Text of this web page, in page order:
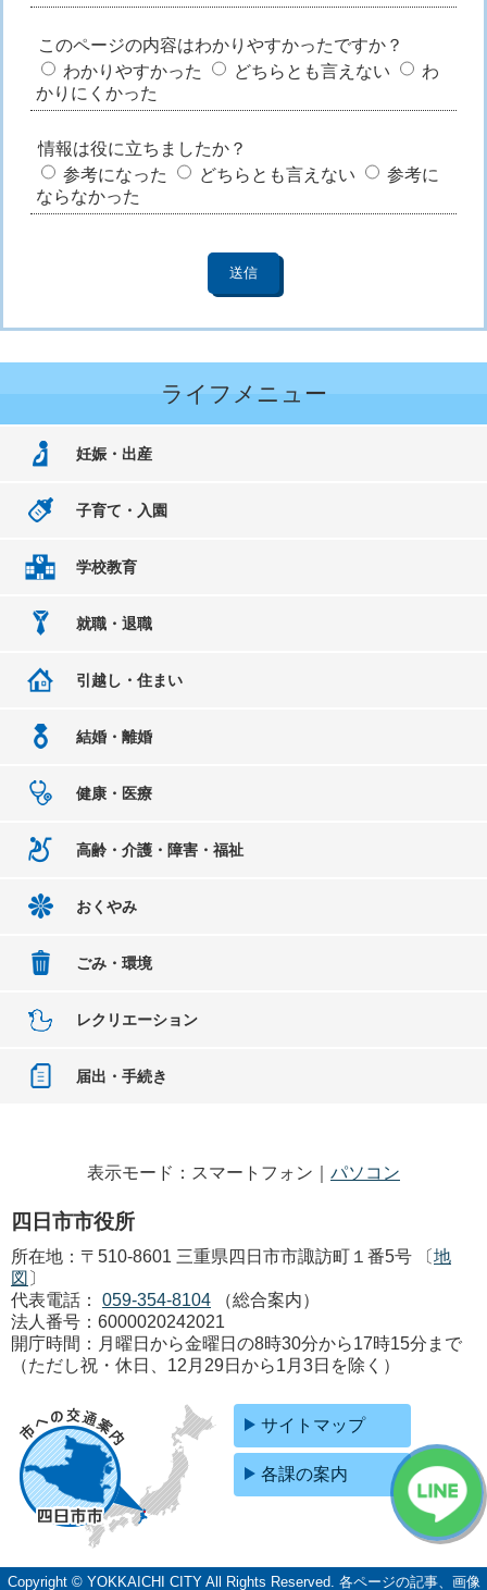
このページの内容はわかりやすかったですか？
わかりやすかった
どちらとも言えない
わ
かりにくかった
情報は役に立ちましたか？
参考になった
どちらとも言えない
参考に
ならなかった
ライフメニュー
妊娠・出産
子育て・入園
学校教育
就職・退職
引越し・住まい
結婚・離婚
健康・医療
高齢・介護・障害・福祉
おくやみ
ごみ・環境
レクリエーション
届出・手続き
表示モード：スマートフォン｜ パソコン
四日市市役所
所在地：〒510-8601 三重県四日市市諏訪町１番5号 〔地
図 〕
代表電話：
059-354-8104
（総合案内）
法人番号：6000020242021
開庁時間：月曜日から金曜日の8時30分から17時15分まで
（ただし祝・休日、12月29日から1月3日を除く）
サイトマップ
各課の案内
Copyright © YOKKAICHI CITY All Rights Reserved. 各ページの記事、画像